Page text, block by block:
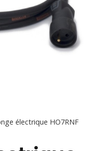
électrique HO7RNF